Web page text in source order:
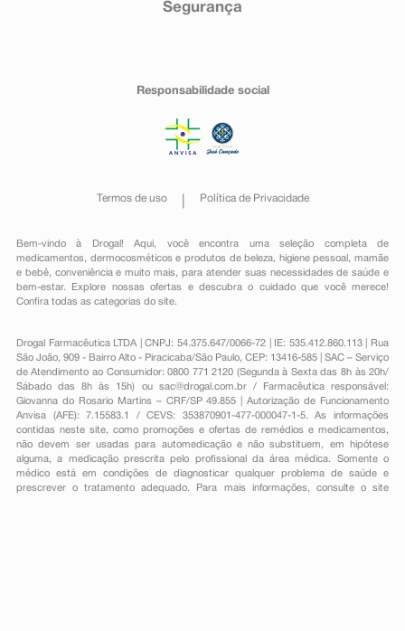
Segurança
Responsabilidade social
Termos de uso Política de Privacidade
Bem-vindo à Drogal! Aqui, você encontra uma seleção completa de
medicamentos , dermocosméticos e produtos de beleza, higiene pessoal ,mamãe
e bebê, conveniênciae muito mais, para atender suas necessidades de saúde e
bem-estar. Explore nossas ofertas e descubra o cuidado que você merece!
Confira todas as categorias do site.
Drogal Farmacêutica LTDA | CNPJ: 54.375.647/0066-72 | IE: 535.412.860.113 | Rua
São João, 909 - Bairro Alto - Piracicaba/São Paulo, CEP: 13416-585 | SAC – Serviço
de Atendimento ao Consumidor: 0800 771 2120 (Segunda à Sexta das 8h às 20h/
Sábado das 8h às 15h) ou sac@drogal.com.br/ Farmacêutica responsável:
Giovanna do Rosario Martins – CRF/SP 49.855 | Autorização de Funcionamento
Anvisa (AFE): 7.15583.1 / CEVS: 353870901-477-000047-1-5. As informações
contidas neste site, como promoções e ofertas de remédios e medicamentos,
não devem ser usadas para automedicação e não substituem, em hipótese
alguma, a medicação prescrita pelo profissional da área médica. Somente o
médico está em condições de diagnosticar qualquer problema de saúde e
prescrever o tratamento adequado. Para mais informações, consulte o site